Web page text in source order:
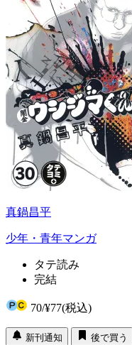
真鍋昌平
少年・青年マンガ
タテ読み
完結
70/¥77(税込)
新刊通知
後で買う